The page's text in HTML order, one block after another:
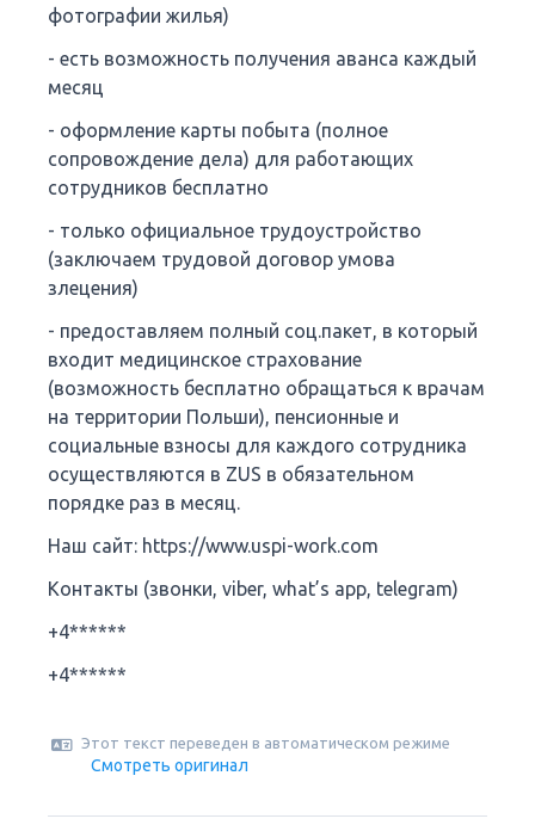
фотографии жилья)
- есть возможность получения аванса каждый
месяц
- оформление карты побыта (полное
сопровождение дела) для работающих
сотрудников бесплатно
- только официальное трудоустройство
(заключаем трудовой договор умова
злецения)
- предоставляем полный соц.пакет, в который
входит медицинское страхование
(возможность бесплатно обращаться к врачам
на территории Польши), пенсионные и
социальные взносы для каждого сотрудника
осуществляются в ZUS в обязательном
порядке раз в месяц.
Наш сайт: https://www.uspi-work.com
Контакты (звонки, viber, what’s app, telegram)
+4******
+4******
Этот текст переведен в автоматическом режиме
Смотреть оригинал